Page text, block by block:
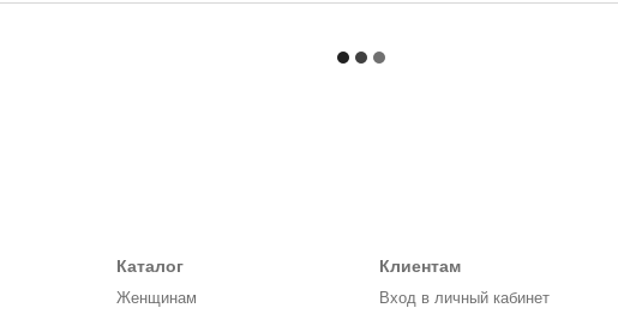
Каталог
Женщинам
Клиентам
Вход в личный кабинет